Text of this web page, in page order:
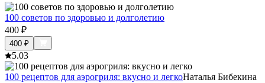
100 советов по здоровью и долголетию
400 ₽
400 ₽
5.03
100 рецептов для аэрогриля: вкусно и легкоНаталья Бибекина